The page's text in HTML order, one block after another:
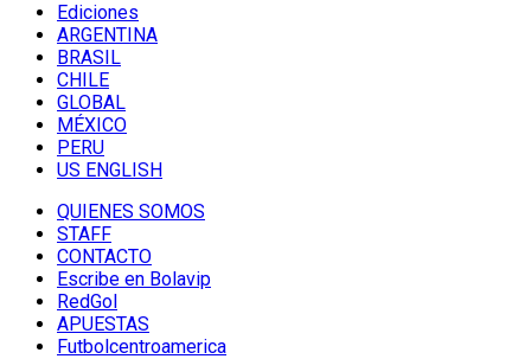
Ediciones
ARGENTINA
BRASIL
CHILE
GLOBAL
MÉXICO
PERU
US ENGLISH
QUIENES SOMOS
STAFF
CONTACTO
Escribe en Bolavip
RedGol
APUESTAS
Futbolcentroamerica